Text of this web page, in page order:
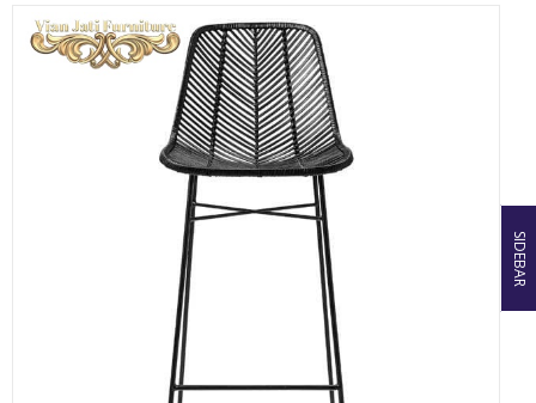
SIDEBAR